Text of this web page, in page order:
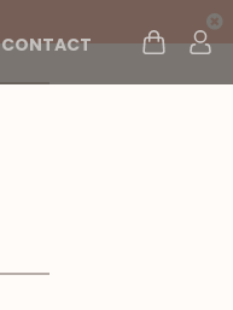
CONTACT